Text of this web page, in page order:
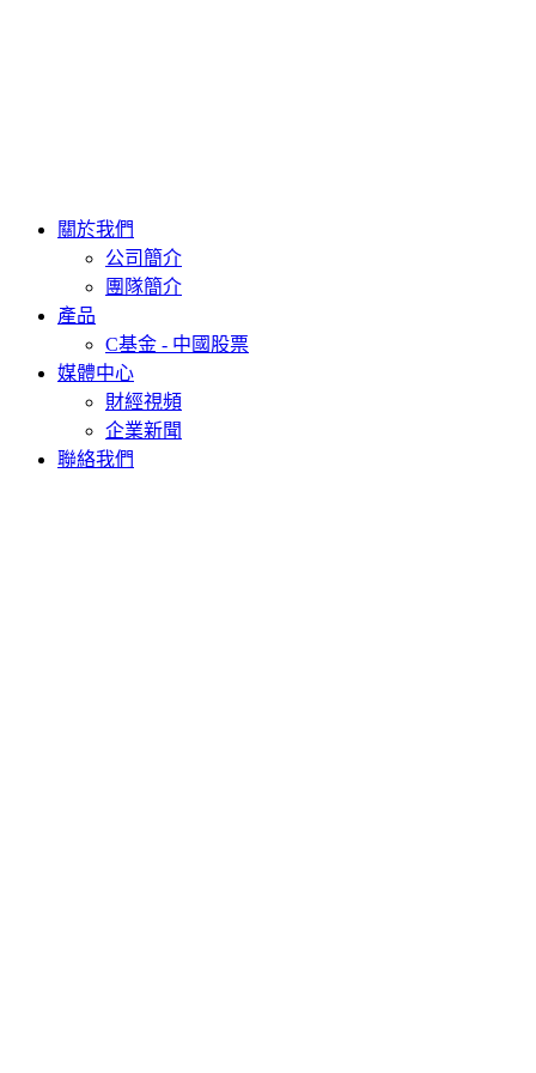
關於我們
公司簡介
團隊簡介
產品
C基金 - 中國股票
媒體中心
財經視頻
企業新聞
聯絡我們